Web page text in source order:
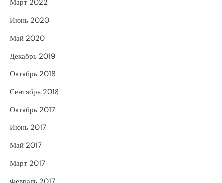
Март 2022
Июнь 2020
Май 2020
Декабрь 2019
Октябрь 2018
Сентябрь 2018
Октябрь 2017
Июнь 2017
Май 2017
Март 2017
Февраль 2017